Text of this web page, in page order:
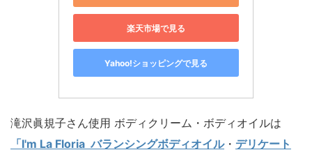
楽天市場で見る
Yahoo!ショッピングで見る
滝沢眞規子さん使用 ボディクリーム・ボディオイルは
「I'm La Floria バランシングボディオイル・ デリケート